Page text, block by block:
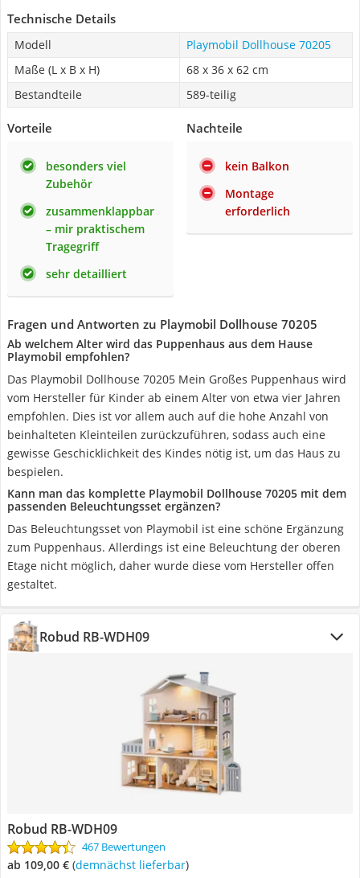
Technische Details
Modell
Playmobil Dollhouse 70205
Maße (L x B x H)
68 x 36 x 62 cm
Bestandteile
589-teilig
Vorteile
besonders viel
Zubehör
zusammenklappbar
– mir praktischem
Tragegriff
sehr detailliert
Nachteile
kein Balkon
Montage
erforderlich
Fragen und Antworten zu Playmobil Dollhouse 70205
Ab welchem Alter wird das Puppenhaus aus dem Hause
Playmobil empfohlen?
Das Playmobil Dollhouse 70205 Mein Großes Puppenhaus wird
vom Hersteller für Kinder ab einem Alter von etwa vier Jahren
empfohlen. Dies ist vor allem auch auf die hohe Anzahl von
beinhalteten Kleinteilen zurückzuführen, sodass auch eine
gewisse Geschicklichkeit des Kindes nötig ist, um das Haus zu
bespielen.
Kann man das komplette Playmobil Dollhouse 70205 mit dem
passenden Beleuchtungsset ergänzen?
Das Beleuchtungsset von Playmobil ist eine schöne Ergänzung
zum Puppenhaus. Allerdings ist eine Beleuchtung der oberen
Etage nicht möglich, daher wurde diese vom Hersteller offen
gestaltet.
Robud ‎RB-WDH09
Robud ‎RB-WDH09
467 Bewertungen
ab 109,00 € ( Demnächst lieferbar)